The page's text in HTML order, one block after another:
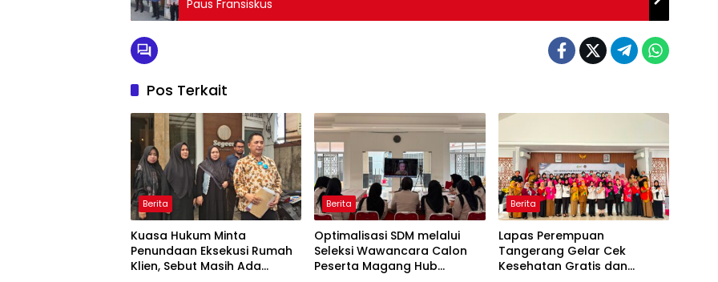
Paus Fransiskus
Pos Terkait
Berita
Kuasa Hukum Minta
Penundaan Eksekusi Rumah
Klien, Sebut Masih Ada
Berita
Optimalisasi SDM melalui
Seleksi Wawancara Calon
Peserta Magang Hub
Berita
Lapas Perempuan
Tangerang Gelar Cek
Kesehatan Gratis dan